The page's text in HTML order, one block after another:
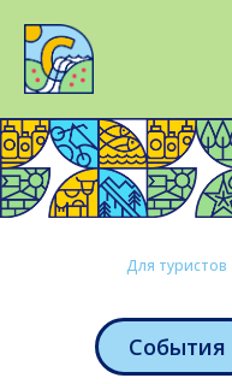
Для туристов
События